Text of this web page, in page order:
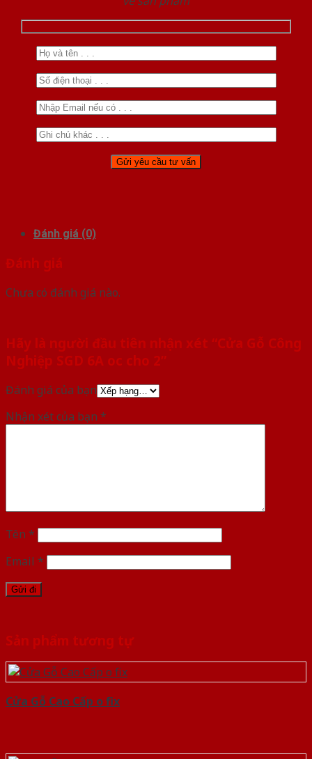
Đánh giá (0)
Đánh giá
Chưa có đánh giá nào.
Hãy là người đầu tiên nhận xét “Cửa Gỗ Công
Nghiệp SGD 6A oc cho 2”
Đánh giá của bạn
Nhận xét của bạn *
Tên *
Email *
Sản phẩm tương tự
Cửa Gỗ Cao Cấp o fix